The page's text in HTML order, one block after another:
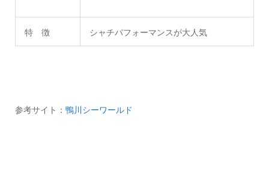
特 徴 シャチパフォーマンスが大人気
参考サイト： 鴨川シーワールド